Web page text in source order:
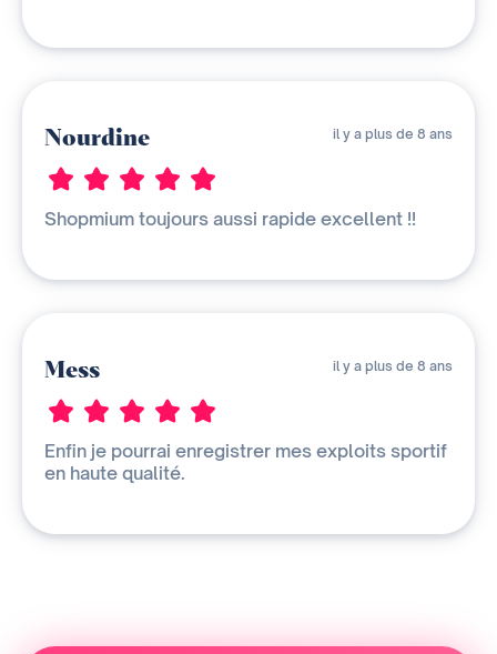
Nourdine il y a plus de 8 ans
Shopmium toujours aussi rapide excellent !!
Mess il y a plus de 8 ans
Enfin je pourrai enregistrer mes exploits sportif
en haute qualité.